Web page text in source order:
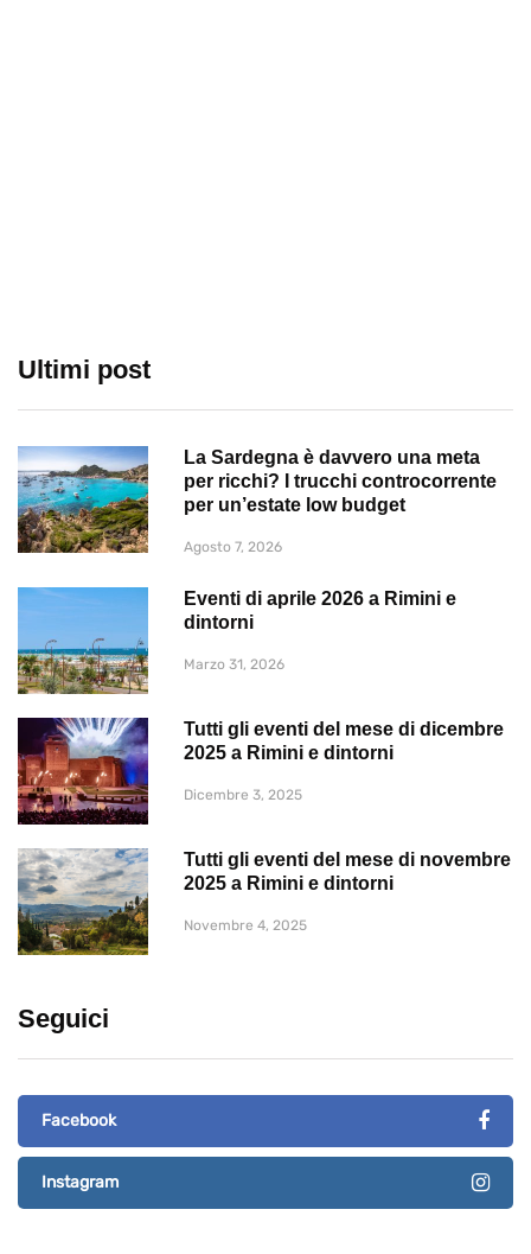
Ultimi post
La Sardegna è davvero una meta
per ricchi? I trucchi controcorrente
per un’estate low budget
Agosto 7, 2026
Eventi di aprile 2026 a Rimini e
dintorni
Marzo 31, 2026
Tutti gli eventi del mese di dicembre
2025 a Rimini e dintorni
Dicembre 3, 2025
Tutti gli eventi del mese di novembre
2025 a Rimini e dintorni
Novembre 4, 2025
Seguici
Facebook
Instagram